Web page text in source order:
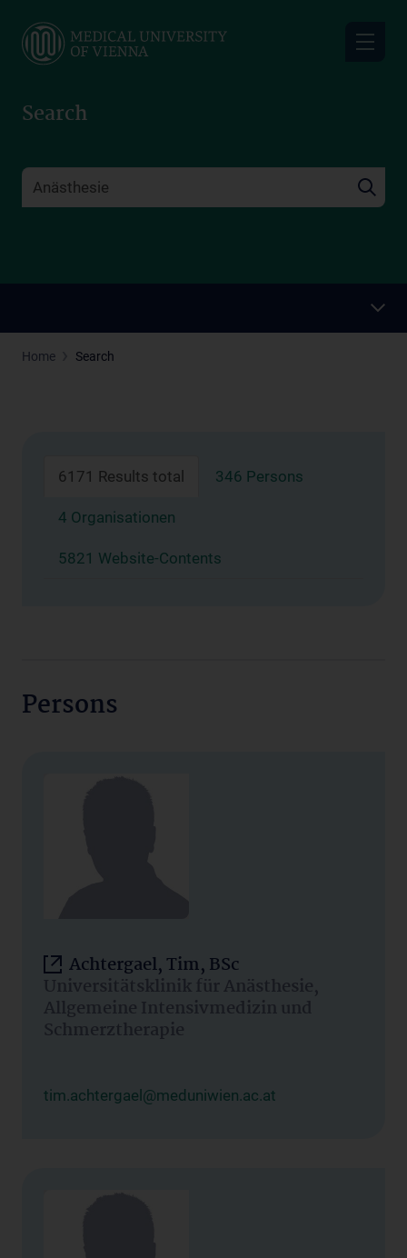
main
Search
Home Search
6171 Results total 346 Persons
4 Organisationen
5821 Website-Contents
Persons
Achtergael, Tim, BSc
Universitätsklinik für Anästhesie,
Allgemeine Intensivmedizin und
Schmerztherapie
tim.achtergael@meduniwien.ac.at